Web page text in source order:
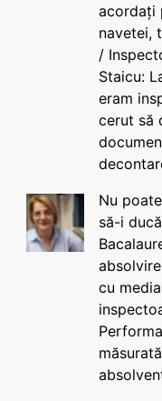
acordați
navetei,
/
Staicu:
eram
cerut să
Nu
să-i
cu